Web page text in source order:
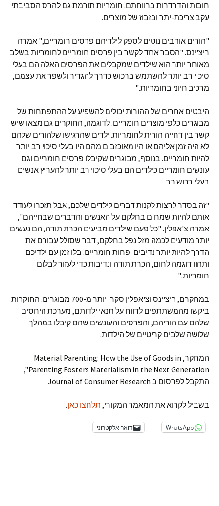
חובות והדרדרות ברווחתם. חומריות תורמת גם להרס הסביבתי
עקב צריכת-יתר ובזבוז של מוצרים.
"הורים אוהבים נוטים לספק לילדיהם פרסים חומריים," אמרה
ריצ'ינס. "הסבר אחד לקשר בין פרסים חומריים לחומריות בשלב
מאוחר יותר הוא שילדים שמקבלים את הפרסים האלה הם בעלי
סיכוי רב יותר להשתמש ברכוש כדרך להגדיר ולשפר את עצמם,
מרכיב חיוני בחומריות."
היבטים אחרים של ההורות יכולים להשפיע על ההתפתחות של
מבוגרים כלפי מוצרים חומריים. לדוגמה, החוקרים גם מצאו שיש
קשר בין דחייה הורית לחומריות. ילדים שהרגישו שלהורים שלהם
לא היה זמן אליהם או היו מאוכזבים מהם היו בעלי סיכוי רב יותר
להיות חומריים. בנוסף, מבוגרים שקיבלו פרסים חומריים וגם
עונשים חומריים כילדים הם בעלי סיכוי רב יותר להעריץ אנשים
בעלי רכוש רב.
"זה בסדר לרצות לקנות דברים לילדים שלכם, אבל תזכרו לעודד
אותם להיות שמחים בחלקם על האנשים והדברים שבחייהם",
אמרה צ'אפלין. "כל פעם שילדים מביעים הכרת תודה, הם נעשים
יותר מודעים לכמה מזל נפל בחלקם, דבר שסולל עבורם את
הדרך להיות יותר נדיבים ופחות חומריים. בלו זמן עם ילדיכם
ותהוו דוגמה לחום, הכרת תודה ונדיבות כדי לעזור לבלום
חומריות."
במחקרם, ריצ'ינס וצ'אפלין סקרו יותר מ-700 מבוגרים. החוקרות
ביקשו מהמשתתפים לדווח על תנאי ילדותם, מערכת היחסים
שלהם עם הוריהם, והפרסים והעונשים שהם קיבלו במהלך
שלושה שלבים קריטיים של הילדות.
המחקר, Material Parenting: How the Use of Goods in
Parenting Fosters Materialism in the Next Generation",
התקבל לפרסום ב Journal of Consumer Research
בשביל לקרוא את המאמר המקורי, תלחצו כאן.
WhatsApp דואר אלקטרוני